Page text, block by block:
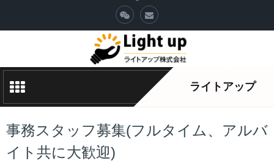
ライトアップ
事務スタッフ募集(フルタイム、アルバ
イト共に大歓迎)